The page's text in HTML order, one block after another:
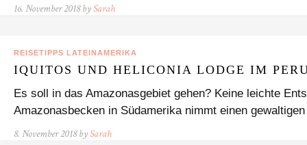
16. November 2018 bySarah
REISETIPPS LATEINAMERIKA
IQUITOS UND HELICONIA LODGE IM
Es soll in das Amazonasgebiet gehen? Keine leichte
Amazonasbecken in Südamerika nimmt einen
8. November 2018 bySarah